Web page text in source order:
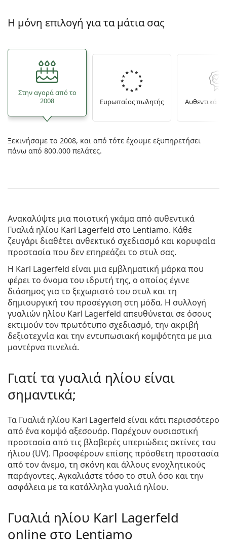
Prada
Όλες οι μάρκες
Η μόνη επιλογή για τα μάτια σας
Στην αγορά από το
2008
Ευρωπαίος πωλητής Αυθεντικά
Ξεκινήσαμε το 2008, και από τότε έχουμε εξυπηρετήσει
πάνω από 800.000 πελάτες.
Ανακαλύψτε μια ποιοτική γκάμα από αυθεντικά
Γυαλιά ηλίου Karl Lagerfeld στο Lentiamo. Κάθε
ζευγάρι διαθέτει ανθεκτικό σχεδιασμό και κορυφαία
προστασία που δεν επηρεάζει το στυλ σας.
Η Karl Lagerfeld είναι μια εμβληματική μάρκα που
φέρει το όνομα του ιδρυτή της, ο οποίος έγινε
διάσημος για το ξεχωριστό του στυλ και τη
δημιουργική του προσέγγιση στη μόδα. Η συλλογή
γυαλιών ηλίου Karl Lagerfeld απευθύνεται σε όσους
εκτιμούν τον πρωτότυπο σχεδιασμό, την ακριβή
δεξιοτεχνία και την εντυπωσιακή κομψότητα με μια
μοντέρνα πινελιά.
Γιατί τα γυαλιά ηλίου είναι
σημαντικά;
Τα Γυαλιά ηλίου Karl Lagerfeld είναι κάτι περισσότερο
από ένα κομψό αξεσουάρ. Παρέχουν ουσιαστική
προστασία από τις βλαβερές υπεριώδεις ακτίνες του
ήλιου (UV). Προσφέρουν επίσης πρόσθετη προστασία
από τον άνεμο, τη σκόνη και άλλους ενοχλητικούς
παράγοντες. Αγκαλιάστε τόσο το στυλ όσο και την
ασφάλεια με τα κατάλληλα γυαλιά ηλίου.
Γυαλιά ηλίου Karl Lagerfeld
online στο Lentiamo